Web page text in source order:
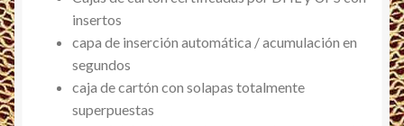
insertos
capa de inserción automática / acumulación en
segundos
caja de cartón con solapas totalmente
superpuestas